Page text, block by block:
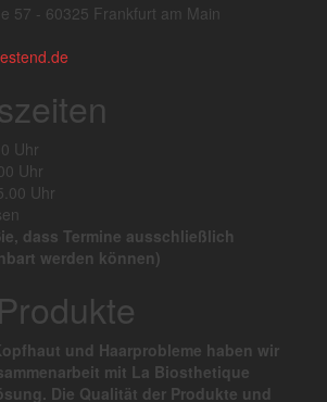
57 - 60325 Frankfurt am Main
Uhr
Uhr
Uhr
dass Termine ausschließlich
werden können)
und Haarprobleme haben wir
mit La Biosthetique
Die Qualität der Produkte und